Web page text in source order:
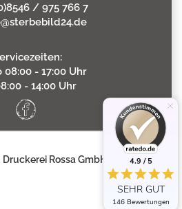
/ 975 766 7
08:00 - 17:00 Uhr
- 14:00 Uhr
Rossa GmbH 4.9 / 5
SEHR GUT
146 Bewertungen